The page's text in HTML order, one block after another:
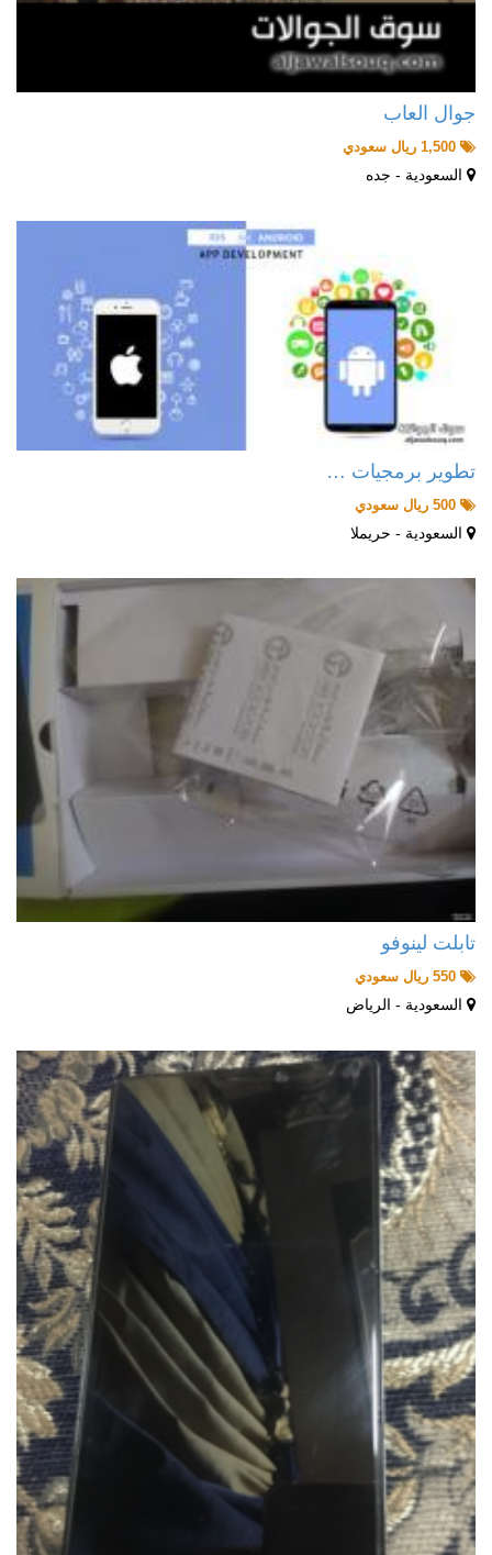
جوال العاب
السعودية - جده
تطوير برمجيات …
السعودية - حريملا
تابلت لينوفو
السعودية - الرياض